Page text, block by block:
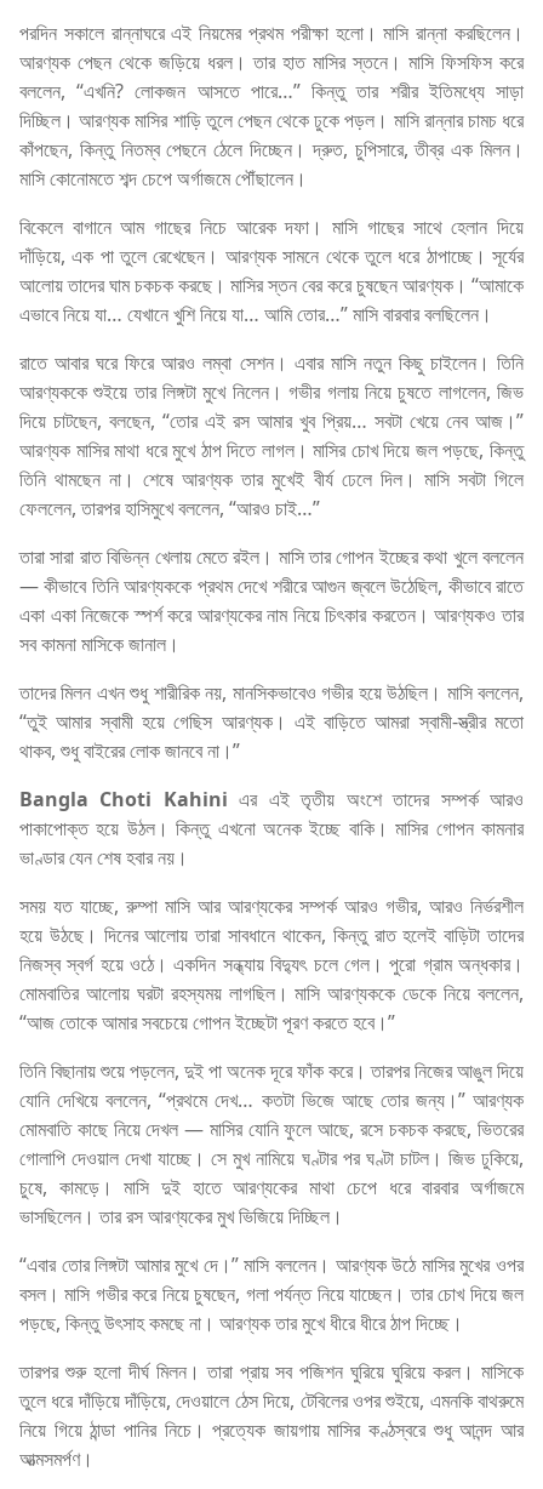
পরদিন সকালে রান্নাঘরে এই নিয়মের প্রথম পরীক্ষা হলো। মাসি রান্না করছিলেন।
আরণ্যক পেছন থেকে জড়িয়ে ধরল। তার হাত মাসির স্তনে। মাসি ফিসফিস করে
বললেন, “এখনি? লোকজন আসতে পারে…” কিন্তু তার শরীর ইতিমধ্যে সাড়া
দিচ্ছিল। আরণ্যক মাসির শাড়ি তুলে পেছন থেকে ঢুকে পড়ল। মাসি রান্নার চামচ ধরে
কাঁপছেন, কিন্তু নিতম্ব পেছনে ঠেলে দিচ্ছেন। দ্রুত, চুপিসারে, তীব্র এক মিলন।
মাসি কোনোমতে শব্দ চেপে অর্গাজমে পৌঁছালেন।
বিকেলে বাগানে আম গাছের নিচে আরেক দফা। মাসি গাছের সাথে হেলান দিয়ে
দাঁড়িয়ে, এক পা তুলে রেখেছেন। আরণ্যক সামনে থেকে তুলে ধরে ঠাপাচ্ছে। সূর্যের
আলোয় তাদের ঘাম চকচক করছে। মাসির স্তন বের করে চুষছেন আরণ্যক। “আমাকে
এভাবে নিয়ে যা… যেখানে খুশি নিয়ে যা… আমি তোর…” মাসি বারবার বলছিলেন।
রাতে আবার ঘরে ফিরে আরও লম্বা সেশন। এবার মাসি নতুন কিছু চাইলেন। তিনি
আরণ্যককে শুইয়ে তার লিঙ্গটা মুখে নিলেন। গভীর গলায় নিয়ে চুষতে লাগলেন, জিভ
দিয়ে চাটছেন, বলছেন, “তোর এই রস আমার খুব প্রিয়… সবটা খেয়ে নেব আজ।”
আরণ্যক মাসির মাথা ধরে মুখে ঠাপ দিতে লাগল। মাসির চোখ দিয়ে জল পড়ছে, কিন্তু
তিনি থামছেন না। শেষে আরণ্যক তার মুখেই বীর্য ঢেলে দিল। মাসি সবটা গিলে
ফেললেন, তারপর হাসিমুখে বললেন, “আরও চাই…”
তারা সারা রাত বিভিন্ন খেলায় মেতে রইল। মাসি তার গোপন ইচ্ছের কথা খুলে বললেন
— কীভাবে তিনি আরণ্যককে প্রথম দেখে শরীরে আগুন জ্বলে উঠেছিল, কীভাবে রাতে
একা একা নিজেকে স্পর্শ করে আরণ্যকের নাম নিয়ে চিৎকার করতেন। আরণ্যকও তার
সব কামনা মাসিকে জানাল।
তাদের মিলন এখন শুধু শারীরিক নয়, মানসিকভাবেও গভীর হয়ে উঠছিল। মাসি বললেন,
“তুই আমার স্বামী হয়ে গেছিস আরণ্যক। এই বাড়িতে আমরা স্বামী-স্ত্রীর মতো
থাকব, শুধু বাইরের লোক জানবে না।”
Bangla Choti Kahini এর এই তৃতীয় অংশে তাদের সম্পর্ক আরও
পাকাপোক্ত হয়ে উঠল। কিন্তু এখনো অনেক ইচ্ছে বাকি। মাসির গোপন কামনার
ভাণ্ডার যেন শেষ হবার নয়।
সময় যত যাচ্ছে, রুম্পা মাসি আর আরণ্যকের সম্পর্ক আরও গভীর, আরও নির্ভরশীল
হয়ে উঠছে। দিনের আলোয় তারা সাবধানে থাকেন, কিন্তু রাত হলেই বাড়িটা তাদের
নিজস্ব স্বর্গ হয়ে ওঠে। একদিন সন্ধ্যায় বিদ্যুৎ চলে গেল। পুরো গ্রাম অন্ধকার।
মোমবাতির আলোয় ঘরটা রহস্যময় লাগছিল। মাসি আরণ্যককে ডেকে নিয়ে বললেন,
“আজ তোকে আমার সবচেয়ে গোপন ইচ্ছেটা পূরণ করতে হবে।”
তিনি বিছানায় শুয়ে পড়লেন, দুই পা অনেক দূরে ফাঁক করে। তারপর নিজের আঙুল দিয়ে
যোনি দেখিয়ে বললেন, “প্রথমে দেখ… কতটা ভিজে আছে তোর জন্য।” আরণ্যক
মোমবাতি কাছে নিয়ে দেখল — মাসির যোনি ফুলে আছে, রসে চকচক করছে, ভিতরের
গোলাপি দেওয়াল দেখা যাচ্ছে। সে মুখ নামিয়ে ঘণ্টার পর ঘণ্টা চাটল। জিভ ঢুকিয়ে,
চুষে, কামড়ে। মাসি দুই হাতে আরণ্যকের মাথা চেপে ধরে বারবার অর্গাজমে
ভাসছিলেন। তার রস আরণ্যকের মুখ ভিজিয়ে দিচ্ছিল।
“এবার তোর লিঙ্গটা আমার মুখে দে।” মাসি বললেন। আরণ্যক উঠে মাসির মুখের ওপর
বসল। মাসি গভীর করে নিয়ে চুষছেন, গলা পর্যন্ত নিয়ে যাচ্ছেন। তার চোখ দিয়ে জল
পড়ছে, কিন্তু উৎসাহ কমছে না। আরণ্যক তার মুখে ধীরে ধীরে ঠাপ দিচ্ছে।
তারপর শুরু হলো দীর্ঘ মিলন। তারা প্রায় সব পজিশন ঘুরিয়ে ঘুরিয়ে করল। মাসিকে
তুলে ধরে দাঁড়িয়ে দাঁড়িয়ে, দেওয়ালে ঠেস দিয়ে, টেবিলের ওপর শুইয়ে, এমনকি বাথরুমে
নিয়ে গিয়ে ঠান্ডা পানির নিচে। প্রত্যেক জায়গায় মাসির কণ্ঠস্বরে শুধু আনন্দ আর
আত্মসমর্পণ।